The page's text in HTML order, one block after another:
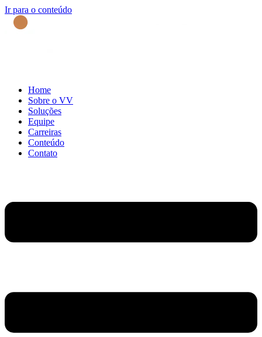
Ir para o conteúdo
Home
Sobre o VV
Soluções
Equipe
Carreiras
Conteúdo
Contato